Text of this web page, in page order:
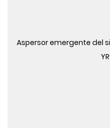
Aspersor emergente del